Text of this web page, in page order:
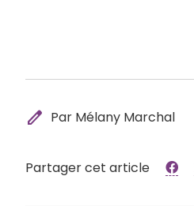
edit Par Mélany Marchal
Partager cet article